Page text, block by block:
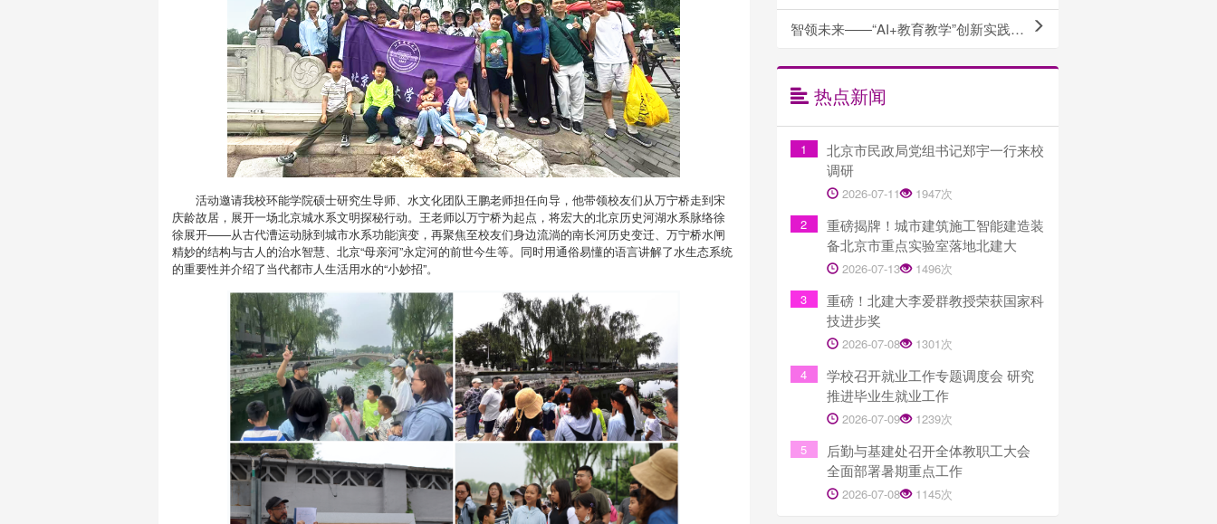
活动邀请我校环能学院硕士研究生导师、水文化团队王鹏老师担任向导，他带领校友们从万宁桥走到宋
庆龄故居，展开一场北京城水系文明探秘行动。王老师以万宁桥为起点，将宏大的北京历史河湖水系脉络徐
徐展开——从古代漕运动脉到城市水系功能演变，再聚焦至校友们身边流淌的南长河历史变迁、万宁桥水闸
精妙的结构与古人的治水智慧、北京“母亲河”永定河的前世今生等。同时用通俗易懂的语言讲解了水生态系统
的重要性并介绍了当代都市人生活用水的“小妙招”。
智领未来——“AI+教育教学”创新实践工作坊2026年第二期开讲
热点新闻
1
北京市民政局党组书记郑宇一行来校
调研
2026-07-11
1947次
2
重磅揭牌！城市建筑施工智能建造装
备北京市重点实验室落地北建大
2026-07-13
1496次
3
重磅！北建大李爱群教授荣获国家科
技进步奖
2026-07-08
1301次
4
学校召开就业工作专题调度会 研究
推进毕业生就业工作
2026-07-09
1239次
5
后勤与基建处召开全体教职工大会
全面部署暑期重点工作
2026-07-08 1145次